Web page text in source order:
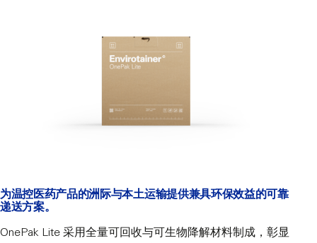
为温控医药产品的洲际与本土运输提供兼具环保效益的可靠
递送方案。
OnePak Lite 采用全量可回收与可生物降解材料制成，彰显